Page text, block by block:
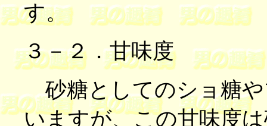
す。
３－２．甘味度
砂糖としてのショ糖や
いますが、この甘味度